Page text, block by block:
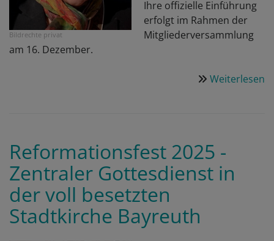
Bildrechte privat
Ihre offizielle Einführung
erfolgt im Rahmen der
Mitgliederversammlung
am 16. Dezember.
Weiterlesen
Reformationsfest 2025 -
Zentraler Gottesdienst in
der voll besetzten
Stadtkirche Bayreuth